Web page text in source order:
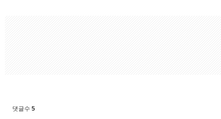
댓글수 5